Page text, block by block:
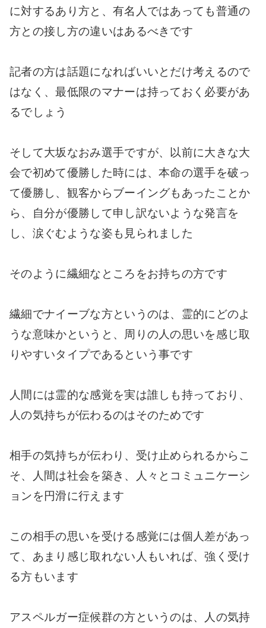
に対するあり方と、有名人ではあっても普通の
方との接し方の違いはあるべきです
記者の方は話題になればいいとだけ考えるので
はなく、最低限のマナーは持っておく必要があ
るでしょう
そして大坂なおみ選手ですが、以前に大きな大
会で初めて優勝した時には、本命の選手を破っ
て優勝し、観客からブーイングもあったことか
ら、自分が優勝して申し訳ないような発言を
し、涙ぐむような姿も見られました
そのように繊細なところをお持ちの方です
繊細でナイーブな方というのは、霊的にどのよ
うな意味かというと、周りの人の思いを感じ取
りやすいタイプであるという事です
人間には霊的な感覚を実は誰しも持っており、
人の気持ちが伝わるのはそのためです
相手の気持ちが伝わり、受け止められるからこ
そ、人間は社会を築き、人々とコミュニケーシ
ョンを円滑に行えます
この相手の思いを受ける感覚には個人差があっ
て、あまり感じ取れない人もいれば、強く受け
る方もいます
アスペルガー症候群の方というのは、人の気持